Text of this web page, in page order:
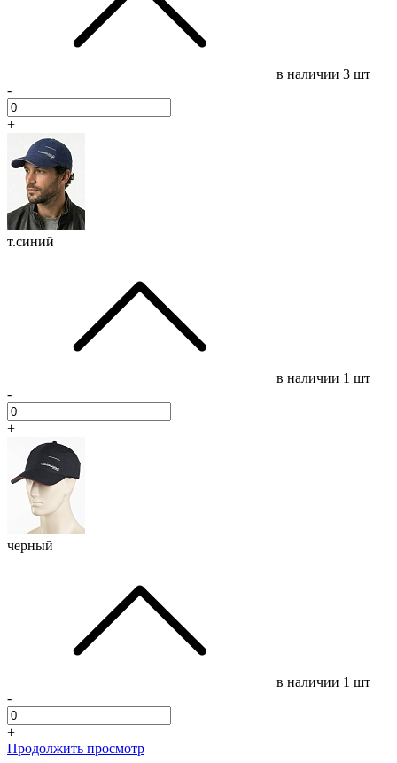
в наличии 3 шт
-
+
т.синий
в наличии 1 шт
-
+
черный
в наличии 1 шт
-
+
Продолжить просмотр